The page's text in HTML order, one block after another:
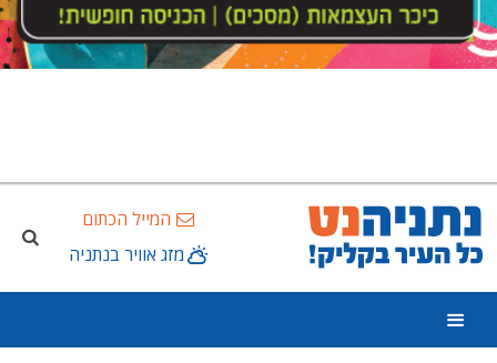
המייל הכתום
מזג אוויר בנתניה